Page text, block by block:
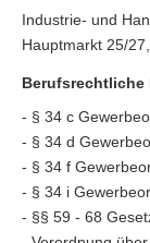
Industrie- und
Hauptmarkt 25/
Berufsrechtliche
- § 34 c
- § 34 d
- § 34 f
- § 34 i
- §§ 59 - 68